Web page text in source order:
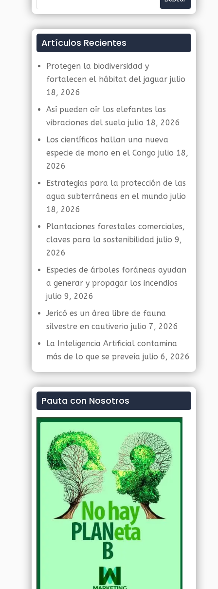
Artículos Recientes
Protegen la biodiversidad y
fortalecen el hábitat del jaguar julio
18, 2026
Así pueden oír los elefantes las
vibraciones del suelo julio 18, 2026
Los científicos hallan una nueva
especie de mono en el Congo julio 18,
2026
Estrategias para la protección de las
agua subterráneas en el mundo julio
18, 2026
Plantaciones forestales comerciales,
claves para la sostenibilidad julio 9,
2026
Especies de árboles foráneas ayudan
a generar y propagar los incendios
julio 9, 2026
Jericó es un área libre de fauna
silvestre en cautiverio julio 7, 2026
La Inteligencia Artificial contamina
más de lo que se preveía julio 6, 2026
Pauta con Nosotros